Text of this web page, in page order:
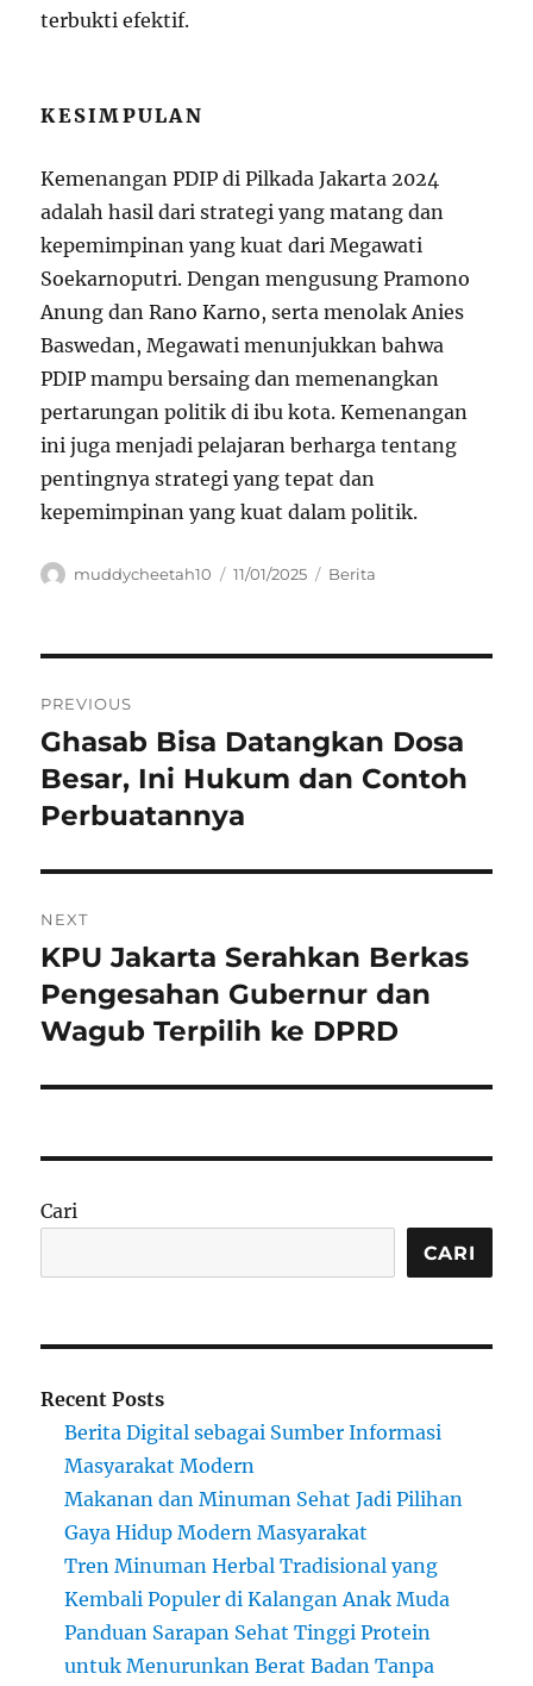
terbukti efektif.
KESIMPULAN
Kemenangan PDIP di Pilkada Jakarta 2024
adalah hasil dari strategi yang matang dan
kepemimpinan yang kuat dari Megawati
Soekarnoputri. Dengan mengusung Pramono
Anung dan Rano Karno, serta menolak Anies
Baswedan, Megawati menunjukkan bahwa
PDIP mampu bersaing dan memenangkan
pertarungan politik di ibu kota. Kemenangan
ini juga menjadi pelajaran berharga tentang
pentingnya strategi yang tepat dan
kepemimpinan yang kuat dalam politik.
Author
muddycheetah10
Posted
11/01/2025 Categories
Berita
pos
PREVIOUS
Previous
post:
Ghasab Bisa Datangkan Dosa
Besar, Ini Hukum dan Contoh
Perbuatannya
NEXT
Next
post:
KPU Jakarta Serahkan Berkas
Pengesahan Gubernur dan
Wagub Terpilih ke DPRD
Cari
CARI
Recent Posts
Berita Digital sebagai Sumber Informasi
Masyarakat Modern
Makanan dan Minuman Sehat Jadi Pilihan
Gaya Hidup Modern Masyarakat
Tren Minuman Herbal Tradisional yang
Kembali Populer di Kalangan Anak Muda
Panduan Sarapan Sehat Tinggi Protein
untuk Menurunkan Berat Badan Tanpa